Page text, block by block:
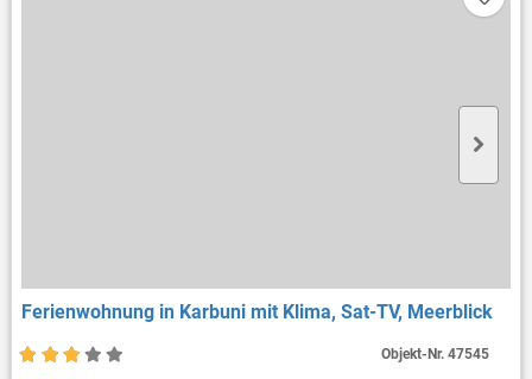
Ferienwohnung in Karbuni mit Klima, Sat-TV, Meerblick
Objekt-Nr.47545